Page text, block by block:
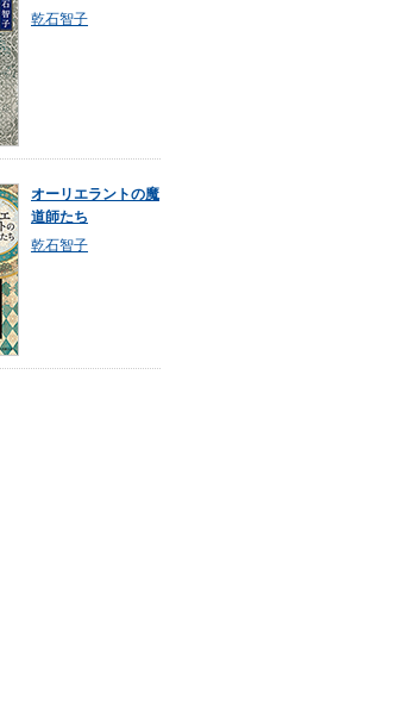
乾石智子
オーリエラントの魔
道師たち
乾石智子